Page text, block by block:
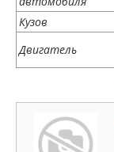
Кузов
Двигатель